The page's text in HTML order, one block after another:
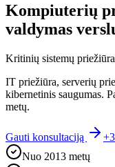
Kompiuterių
valdymas
Kritinių sistemų
IT priežiūra, serverių
kibernetinis saugumas.
metų.
Gauti konsultaciją
Nuo 2013 metų